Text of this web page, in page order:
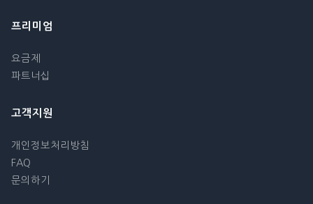
프리미엄
요금제
파트너십
고객지원
개인정보처리방침
FAQ
문의하기